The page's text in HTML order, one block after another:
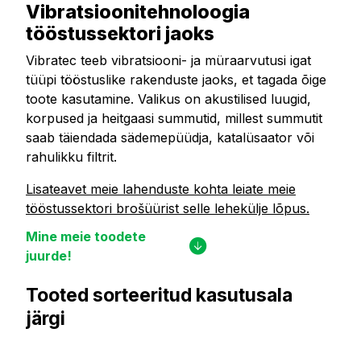
Vibratsioonitehnoloogia
tööstussektori jaoks
Vibratec teeb vibratsiooni- ja müraarvutusi igat
tüüpi tööstuslike rakenduste jaoks, et tagada õige
toote kasutamine. Valikus on akustilised luugid,
korpused ja heitgaasi summutid, millest summutit
saab täiendada sädemepüüdja, katalüsaator või
rahulikku filtrit.
Lisateavet meie lahenduste kohta leiate meie
tööstussektori brošüürist selle lehekülje lõpus.
Mine meie toodete
juurde!
Tooted sorteeritud kasutusala
järgi